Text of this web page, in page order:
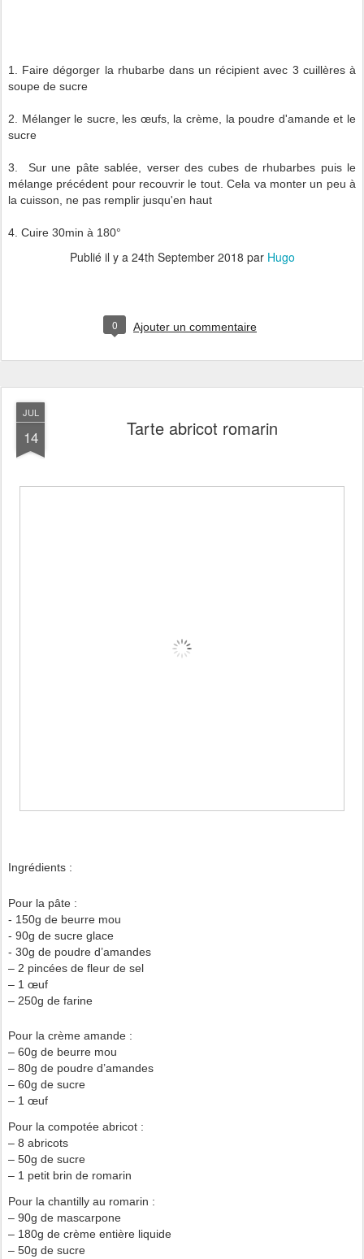
1. Faire dégorger la rhubarbe dans un récipient avec 3 cuillères à
soupe de sucre
2. Mélanger le sucre, les œufs, la crème, la poudre d'amande et le
sucre
3. Sur une pâte sablée, verser des cubes de rhubarbes puis le
mélange précédent pour recouvrir le tout. Cela va monter un peu à
la cuisson, ne pas remplir jusqu'en haut
4. Cuire 30min à 180°
Publié il y a 24th September 2018 par Hugo
0 Ajouter un commentaire
JUL
14 Tarte abricot romarin
Ingrédients :
Pour la pâte :
- 150g de beurre mou
- 90g de sucre glace
- 30g de poudre d’amandes
– 2 pincées de fleur de sel
– 1 œuf
– 250g de farine
Pour la crème amande :
– 60g de beurre mou
– 80g de poudre d’amandes
– 60g de sucre
– 1 œuf
Pour la compotée abricot :
– 8 abricots
– 50g de sucre
– 1 petit brin de romarin
Pour la chantilly au romarin :
– 90g de mascarpone
– 180g de crème entière liquide
– 50g de sucre